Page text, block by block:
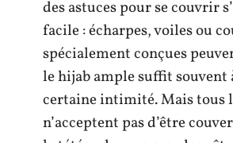
des astuces pour se couvrir
facile : écharpes, voiles ou
spécialement conçues
le hijab ample suffit souvent
certaine intimité. Mais tous
n’acceptent pas d’être